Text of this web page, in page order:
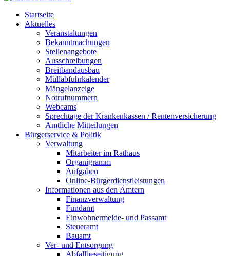
Startseite
Aktuelles
Veranstaltungen
Bekanntmachungen
Stellenangebote
Ausschreibungen
Breitbandausbau
Müllabfuhrkalender
Mängelanzeige
Notrufnummern
Webcams
Sprechtage der Krankenkassen / Rentenversicherung
Amtliche Mitteilungen
Bürgerservice & Politik
Verwaltung
Mitarbeiter im Rathaus
Organigramm
Aufgaben
Online-Bürgerdienstleistungen
Informationen aus den Ämtern
Finanzverwaltung
Fundamt
Einwohnermelde- und Passamt
Steueramt
Bauamt
Ver- und Entsorgung
Abfallbeseitigung